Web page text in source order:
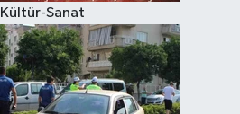
Kültür-Sanat